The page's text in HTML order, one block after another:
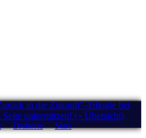
in die Zukunft"-Trilogie bei
unterstützen! (» Übersicht)
Drehorte Stars